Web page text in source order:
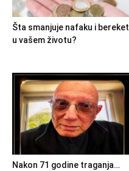
Šta smanjuje nafaku i bereket
u vašem životu?
Nakon 71 godine traganja…